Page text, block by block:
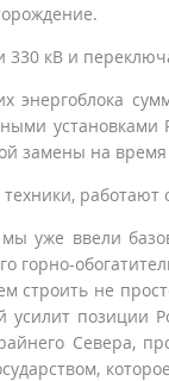
330 кВ и
энергоблока
установками
замены на
работают
уже ввели
горно-
не
позиции
Севера,